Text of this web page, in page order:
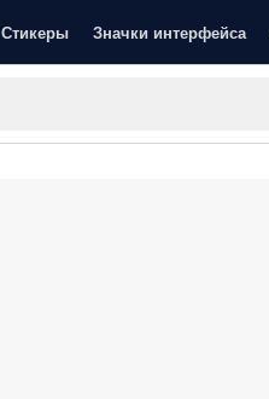
Стикеры Значки интерфейса